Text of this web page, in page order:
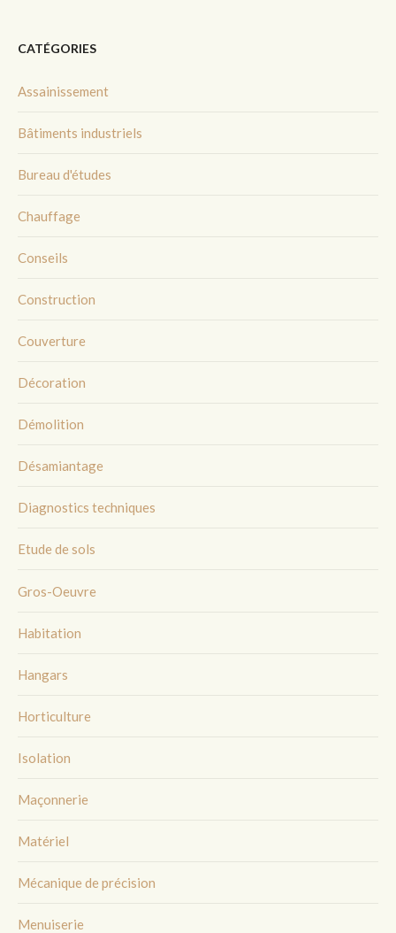
CATÉGORIES
Assainissement
Bâtiments industriels
Bureau d'études
Chauffage
Conseils
Construction
Couverture
Décoration
Démolition
Désamiantage
Diagnostics techniques
Etude de sols
Gros-Oeuvre
Habitation
Hangars
Horticulture
Isolation
Maçonnerie
Matériel
Mécanique de précision
Menuiserie